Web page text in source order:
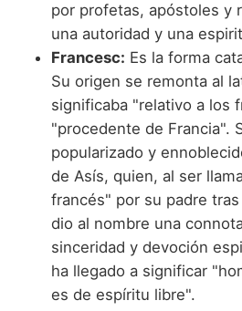
por profetas, apóstoles y
una autoridad y una
Francesc: Es la forma
Su origen se remonta al
significaba "relativo a los
"procedente de Francia".
popularizado y
de Asís, quien, al ser
francés" por su padre
dio al nombre una
sinceridad y devoción
ha llegado a significar
es de espíritu libre".